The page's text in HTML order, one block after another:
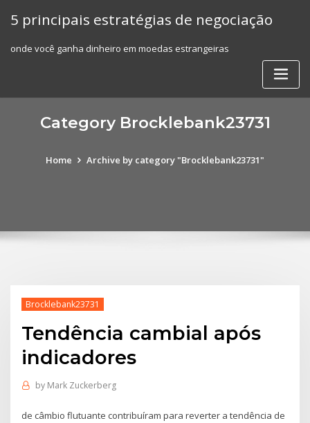
5 principais estratégias de negociação
onde você ganha dinheiro em moedas estrangeiras
Category Brocklebank23731
Home Archive by category "Brocklebank23731"
Brocklebank23731
Tendência cambial após
indicadores
by Mark Zuckerberg
de câmbio flutuante contribuíram para reverter a tendência de